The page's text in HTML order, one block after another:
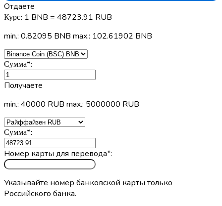
Отдаете
Курс: 1 BNB = 48723.91 RUB
min.: 0.82095 BNB max.: 102.61902 BNB
Сумма*:
Получаете
min.: 40000 RUB max.: 5000000 RUB
Сумма*:
Номер карты для перевода*:
Указывайте номер банковской карты только
Российского банка.